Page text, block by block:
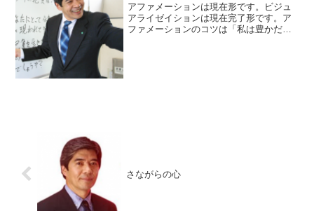
アファメーションは現在形です。ビジュ
アライゼイションは現在完了形です。ア
ファメーションのコツは「私は豊かだ」
さながらの心